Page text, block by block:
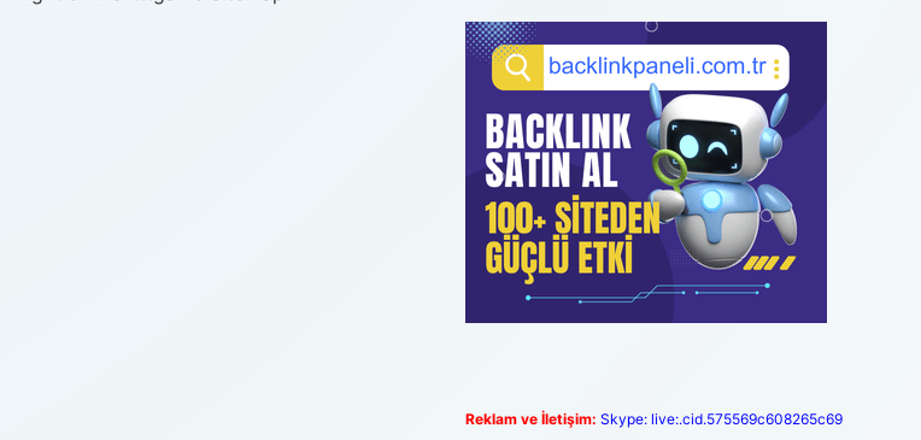
Reklam ve İletişim: Skype: live:.cid.575569c608265c69